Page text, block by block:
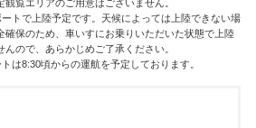
覧エリアのご用意はございません。
トで上陸予定です。天候によっては上陸できない場
確保のため、車いすにお乗りいただいた状態で上陸
ので、あらかじめご了承ください。
は8:30頃からの運航を予定しております。